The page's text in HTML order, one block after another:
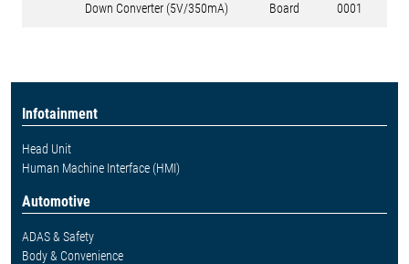
Down Converter (5V/350mA)
Board
0001
Infotainment
Head Unit
Human Machine Interface (HMI)
Automotive
ADAS & Safety
Body & Convenience